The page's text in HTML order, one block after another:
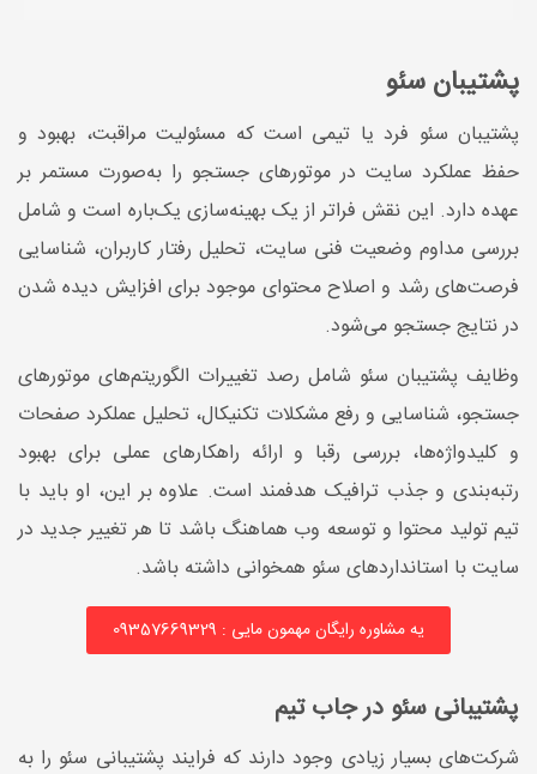
پشتیبان سئو
پشتیبان سئو فرد یا تیمی است که مسئولیت مراقبت، بهبود و
حفظ عملکرد سایت در موتورهای جستجو را به‌صورت مستمر بر
عهده دارد. این نقش فراتر از یک بهینه‌سازی یک‌باره است و شامل
بررسی مداوم وضعیت فنی سایت، تحلیل رفتار کاربران، شناسایی
فرصت‌های رشد و اصلاح محتوای موجود برای افزایش دیده شدن
در نتایج جستجو می‌شود.
وظایف پشتیبان سئو شامل رصد تغییرات الگوریتم‌های موتورهای
جستجو، شناسایی و رفع مشکلات تکنیکال، تحلیل عملکرد صفحات
و کلیدواژه‌ها، بررسی رقبا و ارائه راهکارهای عملی برای بهبود
رتبه‌بندی و جذب ترافیک هدفمند است. علاوه بر این، او باید با
تیم تولید محتوا و توسعه وب هماهنگ باشد تا هر تغییر جدید در
سایت با استانداردهای سئو همخوانی داشته باشد.
یه مشاوره رایگان مهمون مایی : 09357669329
پشتیبانی سئو در جاب تیم
شرکت‌های بسیار زیادی وجود دارند که فرایند پشتیبانی سئو را به